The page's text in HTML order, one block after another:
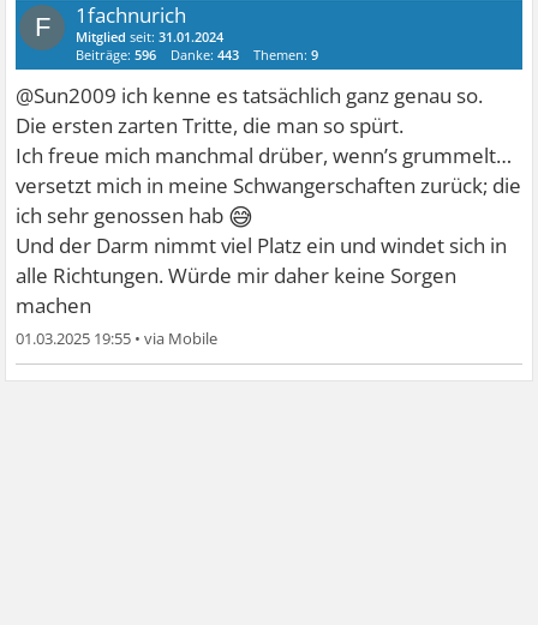
F 1fachnurich
Mitglied seit:31.01.2024
Beiträge:596 Danke:443 Themen:9
@Sun2009 ich kenne es tatsächlich ganz genau so.
Die ersten zarten Tritte, die man so spürt.
Ich freue mich manchmal drüber, wenn’s grummelt…
versetzt mich in meine Schwangerschaften zurück; die
ich sehr genossen hab 😅
Und der Darm nimmt viel Platz ein und windet sich in
alle Richtungen. Würde mir daher keine Sorgen
machen
01.03.2025 19:55 •